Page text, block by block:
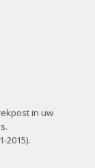
in uw
2015).